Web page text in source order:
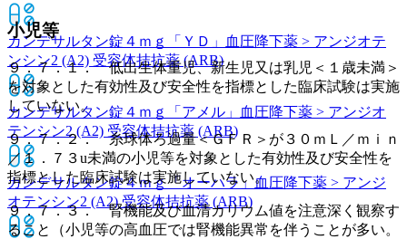
カンデサルタン錠４ｍｇ「ＹＤ」
血圧降下薬 > アンジオテ
ンシン2 (A2) 受容体拮抗薬 (ARB)
カンデサルタン錠４ｍｇ「アメル」
血圧降下薬 > アンジオ
テンシン2 (A2) 受容体拮抗薬 (ARB)
カンデサルタン錠４ｍｇ「オーハラ」血圧降下薬 > アンジ
オテンシン2 (A2) 受容体拮抗薬 (ARB)
小児等
９．７．１． 低出生体重児、新生児又は乳児＜１歳未満＞
を対象とした有効性及び安全性を指標とした臨床試験は実施
していない。
９．７．２． 糸球体ろ過量＜ＧＦＲ＞が３０ｍＬ／ｍｉｎ
／１．７３u未満の小児等を対象とした有効性及び安全性を
指標とした臨床試験は実施していない。
９．７．３． 腎機能及び血清カリウム値を注意深く観察す
ること（小児等の高血圧では腎機能異常を伴うことが多い。